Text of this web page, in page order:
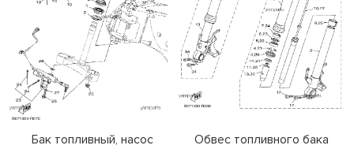
Бак топливный, насос Обвес топливного бака